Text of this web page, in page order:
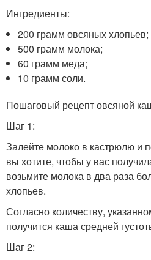
Ингредиенты:
200 грамм овсяных хлопьев;
500 грамм молока;
60 грамм меда;
10 грамм соли.
Пошаговый рецепт овсяной
Шаг 1:
Залейте молоко в кастрюлю и
вы хотите, чтобы у вас
возьмите молока в два раза
хлопьев.
Согласно количеству,
получится каша средней
Шаг 2: